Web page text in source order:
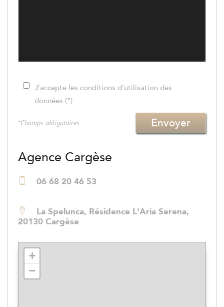
J'accepte les conditions d'utilisation des
données (*)
Envoyer
*Champs obligatoires
Agence Cargèse
06 68 20 46 53
La Spelunca, Résidence L'Aria Serena,
20130 Cargèse
+
−